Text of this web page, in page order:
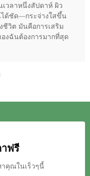
วลาหนึ่งสัปดาห์ ผิว
ด้ชัด—กระจ่างใสขึ้น
ชีวิต มันคือการเสริม
งฉันต้องการมากที่สุด
ฟรี
คุณในเร็วๆนี้